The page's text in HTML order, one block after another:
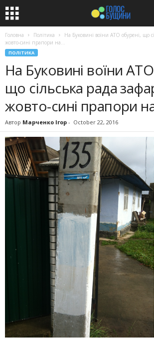
Головна Політика
На Буковині воїни АТО обурені, що
жовто-сині прапори на...
ПОЛІТИКА
На Буковині воїни
що сільська рада
жовто-сині прапори
Автор Марченко Ігор - October 22, 2016